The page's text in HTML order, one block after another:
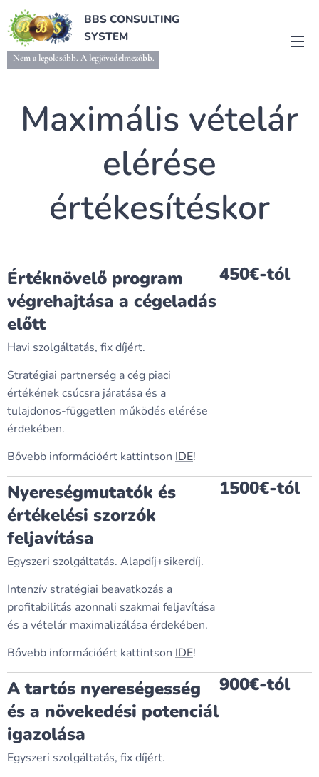
BBS CONSULTING
SYSTEM
Nem a legolcsóbb. A legjövedelmezőbb.
Maximális vételár
elérése
értékesítéskor
Értéknövelő program
végrehajtása a cégeladás
előtt
Havi szolgáltatás, fix díjért.
Stratégiai partnerség a cég piaci
értékének csúcsra járatása és a
tulajdonos-független működés elérése
érdekében.
Bővebb információért kattintson IDE!
450€-tól
Nyereségmutatók és
értékelési szorzók
feljavítása
Egyszeri szolgáltatás. Alapdíj+sikerdíj.
Intenzív stratégiai beavatkozás a
profitabilitás azonnali szakmai feljavítása
és a vételár maximalizálása érdekében.
Bővebb információért kattintson IDE!
1500€-tól
A tartós nyereségesség
és a növekedési potenciál
igazolása
Egyszeri szolgáltatás, fix díjért.
900€-tól